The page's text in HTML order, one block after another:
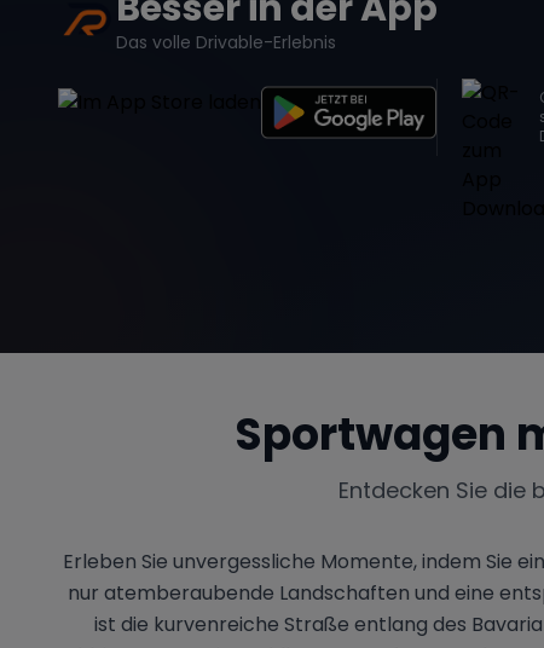
Das volle Drivable-Erlebnis
Sportwagen
Entdecken Sie die
Erleben Sie unvergessliche Momente, indem Sie
nur atemberaubende Landschaften und eine
ist die kurvenreiche Straße entlang des